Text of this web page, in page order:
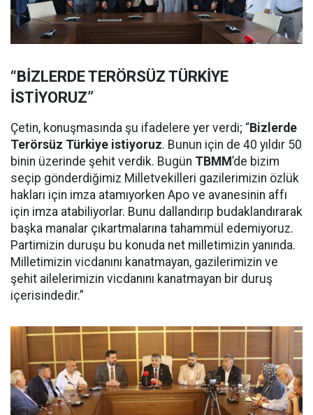
“BİZLERDE TERÖRSÜZ TÜRKİYE
İSTİYORUZ”
Çetin, konuşmasında şu ifadelere yer verdi; “Bizlerde
Terörsüz Türkiye istiyoruz. Bunun için de 40 yıldır 50
binin üzerinde şehit verdik. Bugün TBMM’de bizim
seçip gönderdiğimiz Milletvekilleri gazilerimizin özlük
hakları için imza atamıyorken Apo ve avanesinin affı
için imza atabiliyorlar. Bunu dallandırıp budaklandırarak
başka manalar çıkartmalarına tahammül edemiyoruz.
Partimizin duruşu bu konuda net milletimizin yanında.
Milletimizin vicdanını kanatmayan, gazilerimizin ve
şehit ailelerimizin vicdanını kanatmayan bir duruş
içerisindedir.”